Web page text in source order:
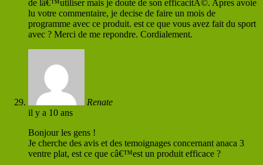
de lâ€™utiliser mais je doute de son efficacitÃ©. Apres avoie
lu votre commentaire, je decise de faire un mois de
programme avec ce produit. est ce que vous avez fait du sport
avec ? Merci de me repondre. Cordialement.
Renate
il y a 10 ans
Bonjour les gens !
Je cherche des avis et des temoignages concernant anaca 3
ventre plat, est ce que câ€™est un produit efficace ?